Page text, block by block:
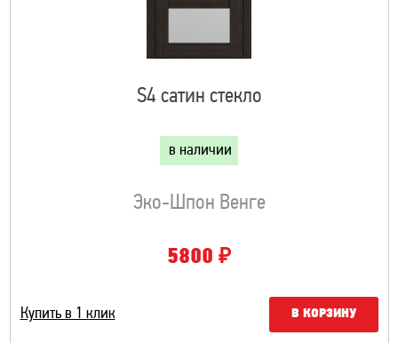
S4 сатин стекло
в наличии
Эко-Шпон Венге
5800 ₽
Купить в 1 клик В КОРЗИНУ